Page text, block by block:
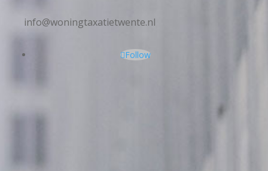
info@woningtaxatietwente.nl
Follow